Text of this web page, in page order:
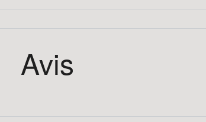
Avis